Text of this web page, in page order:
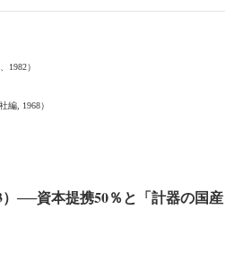
1982）
編, 1968）
──資本提携50％と「計器の国産